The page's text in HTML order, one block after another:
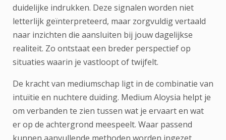
duidelijke indrukken. Deze signalen worden niet
letterlijk geïnterpreteerd, maar zorgvuldig vertaald
naar inzichten die aansluiten bij jouw dagelijkse
realiteit. Zo ontstaat een breder perspectief op
situaties waarin je vastloopt of twijfelt.
De kracht van mediumschap ligt in de combinatie van
intuïtie en nuchtere duiding. Medium Aloysia helpt je
om verbanden te zien tussen wat je ervaart en wat
er op de achtergrond meespeelt. Waar passend